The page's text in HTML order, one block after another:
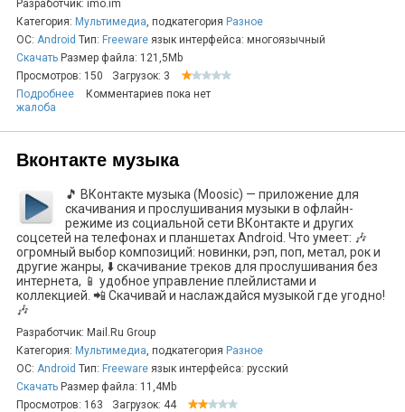
Разработчик: imo.im
Категория: Мультимедиа, подкатегория Разное
ОС: Android Тип: Freeware язык интерфейса: многоязычный
Скачать Размер файла: 121,5Mb
Просмотров: 150
Загрузок: 3
Подробнее
Комментариев пока нет
жалоба
Вконтакте музыка
🎵 ВКонтакте музыка (Moosic) — приложение для
скачивания и прослушивания музыки в офлайн-
режиме из социальной сети ВКонтакте и других
соцсетей на телефонах и планшетах Android. Что умеет: 🎶
огромный выбор композиций: новинки, рэп, поп, метал, рок и
другие жанры, ⬇️ скачивание треков для прослушивания без
интернета, 📱 удобное управление плейлистами и
коллекцией. 📲 Скачивай и наслаждайся музыкой где угодно!
🎶
Разработчик: Mail.Ru Group
Категория: Мультимедиа, подкатегория Разное
ОС: Android Тип: Freeware язык интерфейса: русский
Скачать Размер файла: 11,4Mb
Просмотров: 163
Загрузок: 44